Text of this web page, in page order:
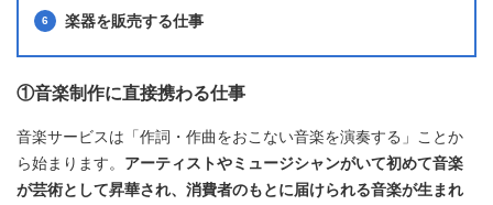
楽器を販売する仕事
①音楽制作に直接携わる仕事
音楽サービスは「作詞・作曲をおこない音楽を演奏する」ことか
ら始まります。 アーティストやミュージシャンがいて初めて音楽
が芸術として昇華され、消費者のもとに届けられる音楽が生まれ